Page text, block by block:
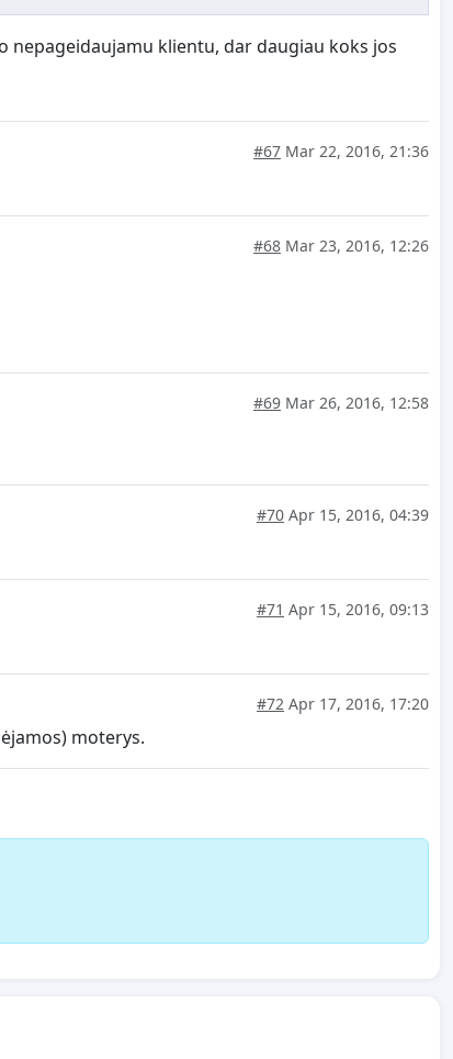
nepageidaujamu klientu, dar daugiau koks jos
#67 Mar 22, 2016, 21:36
#68 Mar 23, 2016, 12:26
#69 Mar 26, 2016, 12:58
#70 Apr 15, 2016, 04:39
#71 Apr 15, 2016, 09:13
#72 Apr 17, 2016, 17:20
moterys.